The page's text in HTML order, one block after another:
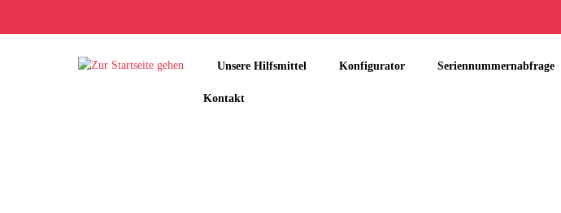
Unsere Hilfsmittel Konfigurator Seriennummernabfrage
Kontakt